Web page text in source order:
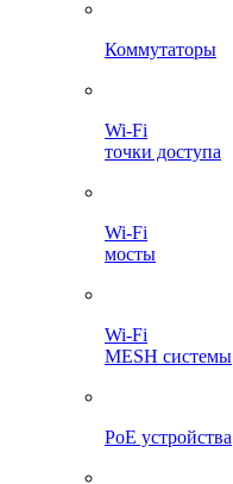
Коммутаторы
Wi-Fi
точки доступа
Wi-Fi
мосты
Wi-Fi
MESH системы
PoE устройства